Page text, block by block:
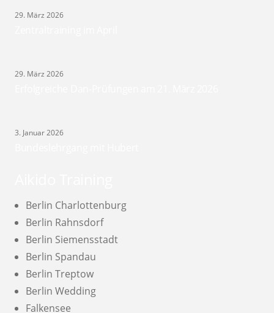
29. März 2026
29. März 2026
3. Januar 2026
Berlin Charlottenburg
Berlin Rahnsdorf
Berlin Siemensstadt
Berlin Spandau
Berlin Treptow
Berlin Wedding
Falkensee